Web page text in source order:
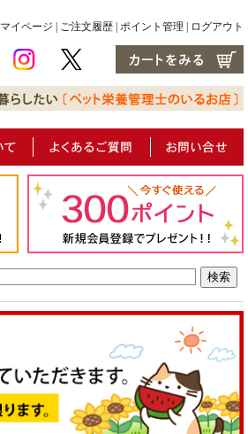
マイページ ご注文履歴 ポイント管理 ログアウト